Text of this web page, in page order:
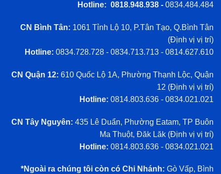
Hotline: 0818.948.938 - 0834.484.484
CN Bình Tân: 1061 Tỉnh Lộ 10, P.Tân Tạo, Q.Bình Tân
(Định vị vị trí)
Hotline: 0834.728.728 - 0834.713.713 - 0814.627.610
CN Quận 12: 610 Quốc Lộ 1A, Phường Thạnh Lộc, Quận
12 (Định vị vị trí)
Hotline: 0814.803.636 - 0834.021.021
CN Tây Nguyên: 435 Lê Duẩn, Phường Eatam, TP Buôn
Ma Thuột, Đăk Lăk (Định vị vị trí)
Hotline: 0814.803.636 - 0834.021.021
*Ngoài ra chúng tôi còn có Chi Nhánh: Gò Vấp, Bình